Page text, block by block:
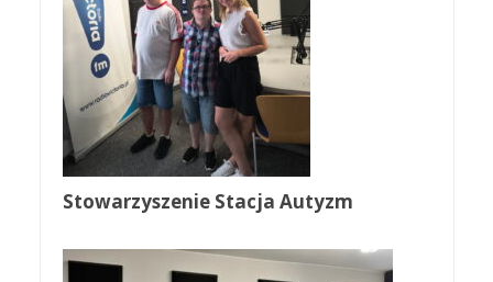
Stowarzyszenie Stacja Autyzm